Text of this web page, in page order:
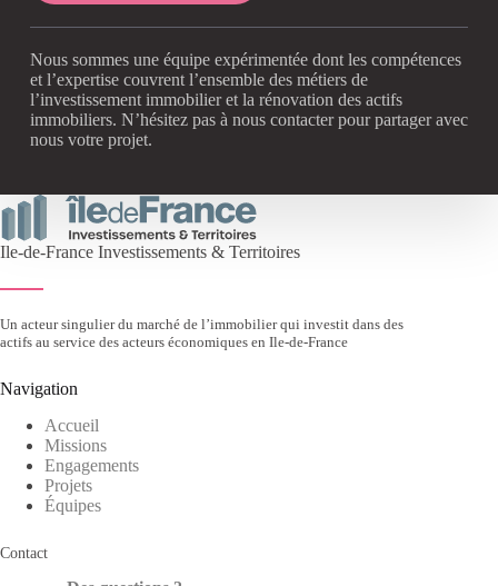
Nous sommes une équipe expérimentée dont les compétences
et l’expertise couvrent l’ensemble des métiers de
l’investissement immobilier et la rénovation des actifs
immobiliers. N’hésitez pas à nous contacter pour partager avec
nous votre projet.
Ile-de-France Investissements & Territoires
Un acteur singulier du marché de l’immobilier qui investit dans des
actifs au service des acteurs économiques en Ile-de-France
Navigation
Accueil
Missions
Engagements
Projets
Équipes
Contact